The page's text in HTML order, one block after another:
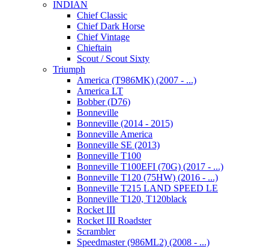
INDIAN
Chief Classic
Chief Dark Horse
Chief Vintage
Chieftain
Scout / Scout Sixty
Triumph
America (T986MK) (2007 - ...)
America LT
Bobber (D76)
Bonneville
Bonneville (2014 - 2015)
Bonneville America
Bonneville SE (2013)
Bonneville T100
Bonneville T100EFI (70G) (2017 - ...)
Bonneville T120 (75HW) (2016 - ...)
Bonneville T215 LAND SPEED LE
Bonneville T120, T120black
Rocket III
Rocket III Roadster
Scrambler
Speedmaster (986ML2) (2008 - ...)